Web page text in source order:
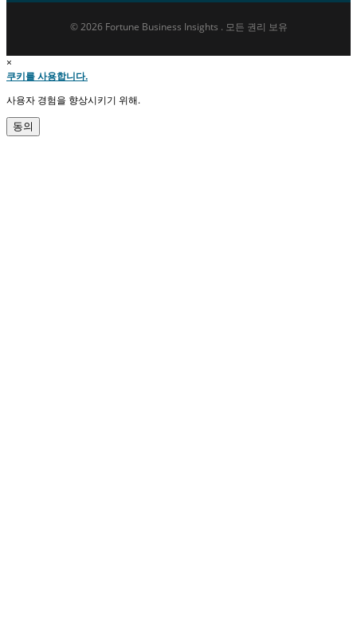
© 2026 Fortune Business Insights . 모든 권리 보유
×
쿠키를 사용합니다.
사용자 경험을 향상시키기 위해.
동의